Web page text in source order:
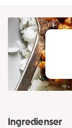
Ingredienser